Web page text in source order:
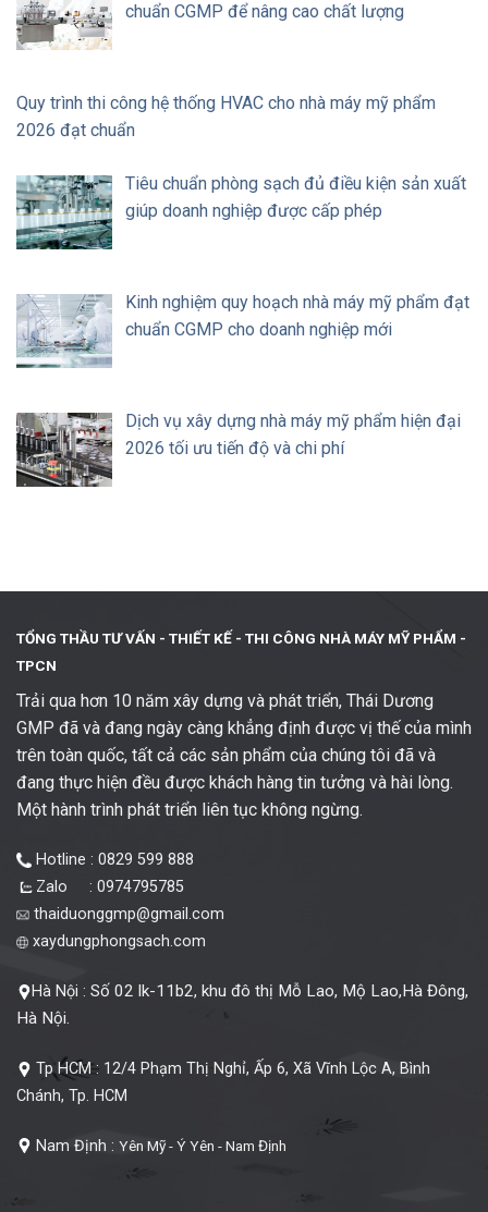
chuẩn CGMP để nâng cao chất lượng
Quy trình thi công hệ thống HVAC cho nhà máy mỹ phẩm
2026 đạt chuẩn
Tiêu chuẩn phòng sạch đủ điều kiện sản xuất
giúp doanh nghiệp được cấp phép
Kinh nghiệm quy hoạch nhà máy mỹ phẩm đạt
chuẩn CGMP cho doanh nghiệp mới
Dịch vụ xây dựng nhà máy mỹ phẩm hiện đại
2026 tối ưu tiến độ và chi phí
TỔNG THẦU TƯ VẤN - THIẾT KẾ - THI CÔNG NHÀ MÁY MỸ PHẨM -
TPCN
Trải qua hơn 10 năm xây dựng và phát triển, Thái Dương
GMP đã và đang ngày càng khẳng định được vị thế của mình
trên toàn quốc, tất cả các sản phẩm của chúng tôi đã và
đang thực hiện đều được khách hàng tin tưởng và hài lòng.
Một hành trình phát triển liên tục không ngừng.
Hotline : 0829 599 888
Zalo : 0974795785
thaiduonggmp@gmail.com
xaydungphongsach.com
Hà Nội : Số 02 lk-11b2, khu đô thị Mỗ Lao, Mộ Lao,Hà Đông,
Hà Nội.
Tp HCM : 12/4 Phạm Thị Nghỉ, Ấp 6, Xã Vĩnh Lộc A, Bình
Chánh, Tp. HCM
Nam Định : Yên Mỹ - Ý Yên - Nam Định